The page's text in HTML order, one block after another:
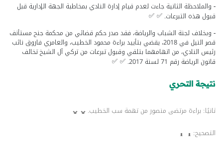
- والملاحظة الثانية جاءت لعدم قيام إدارة النادي بمخاطبة الجهة الإدارية قبل
قبول هذه التبرعات.
- وبخلاف لجنة الشباب والرياضة، فقد صدر حكم قضائي من محكمة جنح مستأنف
قصر النيل في 2018، يقضي بتأييد براءة محمود الخطيب، والعامري فاروق نائب
رئيس النادي، من اتهامهما بتلقي وقبول تبرعات من تركي آل الشيخ تخالف
قانون الرياضة رقم 71 لسنة 2017.
نتيجة التحري
ثانيًا: براءة مرتضى منصور من تهمة سب الخطيب.
التصحيح: